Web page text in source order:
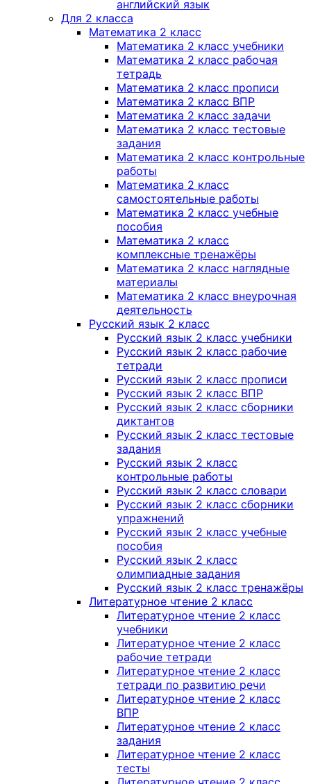
английский язык
Для 2 класса
Математика 2 класс
Математика 2 класс учебники
Математика 2 класс рабочая
тетрадь
Математика 2 класс прописи
Математика 2 класс ВПР
Математика 2 класс задачи
Математика 2 класс тестовые
задания
Математика 2 класс контрольные
работы
Математика 2 класс
самостоятельные работы
Математика 2 класс учебные
пособия
Математика 2 класс
комплексные тренажёры
Математика 2 класс наглядные
материалы
Математика 2 класс внеурочная
деятельность
Русский язык 2 класс
Русский язык 2 класс учебники
Русский язык 2 класс рабочие
тетради
Русский язык 2 класс прописи
Русский язык 2 класс ВПР
Русский язык 2 класс сборники
диктантов
Русский язык 2 класс тестовые
задания
Русский язык 2 класс
контрольные работы
Русский язык 2 класс словари
Русский язык 2 класс сборники
упражнений
Русский язык 2 класс учебные
пособия
Русский язык 2 класс
олимпиадные задания
Русский язык 2 класс тренажёры
Литературное чтение 2 класс
Литературное чтение 2 класс
учебники
Литературное чтение 2 класс
рабочие тетради
Литературное чтение 2 класс
тетради по развитию речи
Литературное чтение 2 класс
ВПР
Литературное чтение 2 класс
задания
Литературное чтение 2 класс
тесты